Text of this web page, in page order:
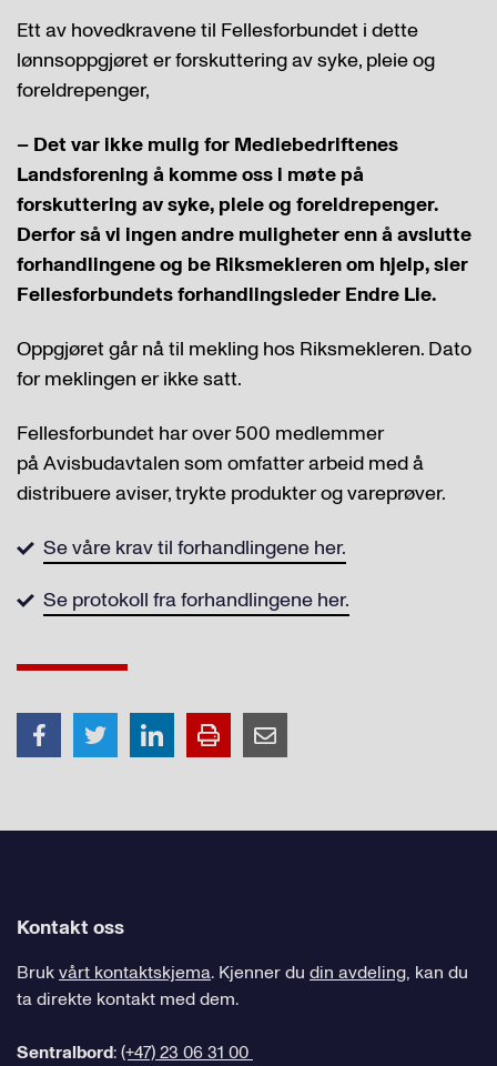
Ett av hovedkravene til Fellesforbundet i dette
lønnsoppgjøret er forskuttering av syke, pleie og
foreldrepenger,
– Det var ikke mulig for Mediebedriftenes
Landsforening å komme oss i møte på
forskuttering av syke, pleie og foreldrepenger.
Derfor så vi ingen andre muligheter enn å avslutte
forhandlingene og be Riksmekleren om hjelp, sier
Fellesforbundets forhandlingsleder Endre Lie.
Oppgjøret går nå til mekling hos Riksmekleren. Dato
for meklingen er ikke satt.
Fellesforbundet har over 500 medlemmer
på Avisbudavtalen som omfatter arbeid med å
distribuere aviser, trykte produkter og vareprøver.
Se våre krav til forhandlingene her.
Se protokoll fra forhandlingene her.
Kontakt oss
Brukvårt kontaktskjema. Kjenner du din avdeling, kan du
ta direkte kontakt med dem.
Sentralbord:(+47) 23 06 31 00